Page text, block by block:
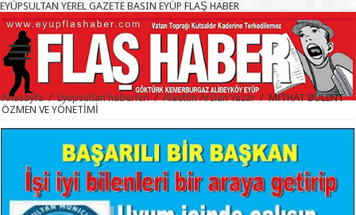
EYÜPSULTAN YEREL GAZETE BASIN EYÜP FLAŞ HABER
Anasayfa / Eyüpsultan haberleri / Alaettin Arslan Yazar / MİTHAT BÜLENT
ÖZMEN VE YÖNETİMİ